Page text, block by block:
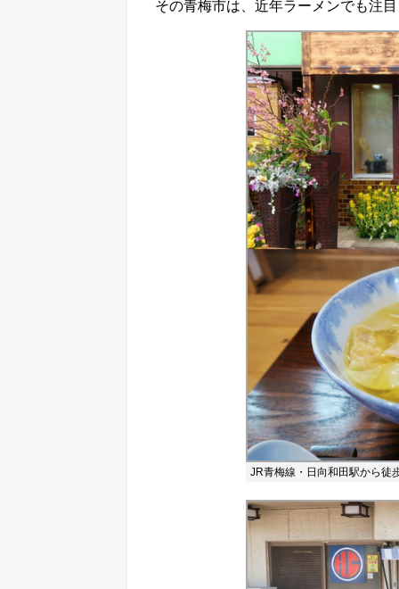
その青梅市は、近年ラーメンでも注
JR青梅線・日向和田駅から徒